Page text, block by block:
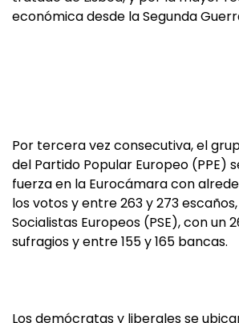
económica desde la Segunda
Por tercera vez consecutiva, el
del Partido Popular Europeo (PPE)
fuerza en la Eurocámara con
los votos y entre 263 y 273
Socialistas Europeos (PSE), con un
sufragios y entre 155 y 165 bancas.
Los demócratas y liberales se